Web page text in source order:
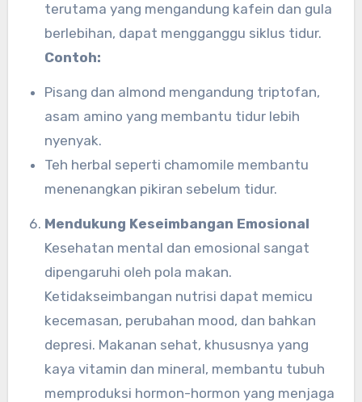
terutama yang mengandung kafein dan gula
berlebihan, dapat mengganggu siklus tidur.
Contoh:
Pisang dan almond mengandung triptofan,
asam amino yang membantu tidur lebih
nyenyak.
Teh herbal seperti chamomile membantu
menenangkan pikiran sebelum tidur.
Mendukung Keseimbangan Emosional
Kesehatan mental dan emosional sangat
dipengaruhi oleh pola makan.
Ketidakseimbangan nutrisi dapat memicu
kecemasan, perubahan mood, dan bahkan
depresi. Makanan sehat, khususnya yang
kaya vitamin dan mineral, membantu tubuh
memproduksi hormon-hormon yang menjaga